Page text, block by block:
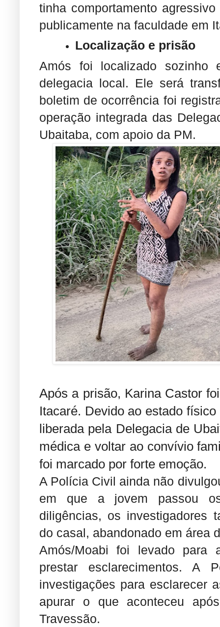
tinha comportamento
publicamente na faculdade em
Localização e prisão
Amós foi localizado sozinho
delegacia local. Ele será
boletim de ocorrência foi
operação integrada das
Ubaitaba, com apoio da PM.
Após a prisão, Karina Castor
Itacaré. Devido ao estado
liberada pela Delegacia de
médica e voltar ao convívio
foi marcado por forte emoção.
A Polícia Civil ainda não
em que a jovem passou
diligências, os investigadores
do casal, abandonado em área
Amós/Moabi foi levado para
prestar esclarecimentos. A
investigações para esclarecer
apurar o que aconteceu
Travessão.